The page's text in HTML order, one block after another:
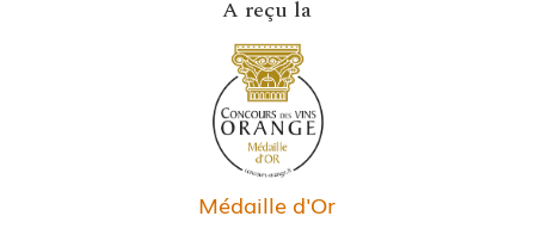
A reçu la
Médaille d'Or